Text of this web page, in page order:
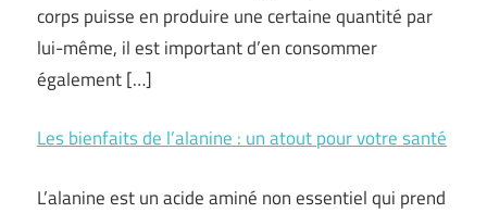
corps puisse en produire une certaine quantité par
lui-même, il est important d’en consommer
également […]
Les bienfaits de l’alanine : un atout pour votre santé
L’alanine est un acide aminé non essentiel qui prend